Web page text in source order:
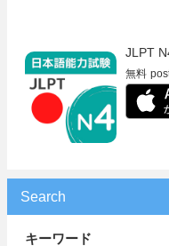
JLPT
無料
Search
キーワード